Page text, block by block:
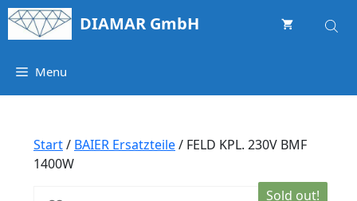
Springe
zum
DIAMAR GmbH
Menu
Start/ BAIER Ersatzteile/ FELD KPL. 230V BMF
1400W
Sold out!